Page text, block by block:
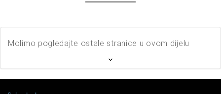
Molimo pogledajte ostale stranice u ovom dijelu